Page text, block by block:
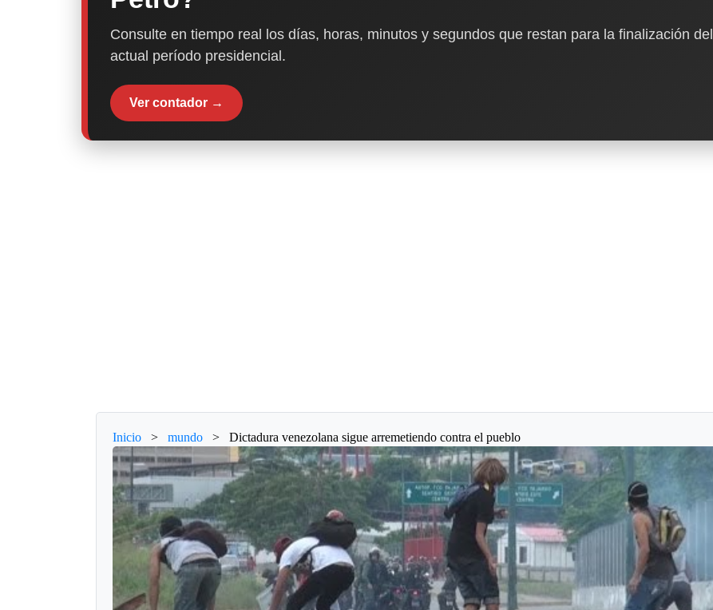
Consulte en tiempo real los días, horas, minutos y segundos que restan para la finalización del
actual período presidencial.
Ver contador →
Inicio > mundo > Dictadura venezolana sigue arremetiendo contra el pueblo